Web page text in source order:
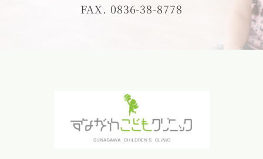
FAX. 0836-38-8778